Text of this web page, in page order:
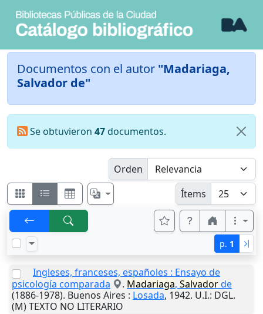
Documentos con el autor "Madariaga,
Salvador de"
Se obtuvieron 47documentos.
Orden
Ítems
p. 1
Ingleses, franceses, españoles : Ensayo de
psicología comparada
. Madariaga, Salvadorde
(1886-1978). Buenos Aires : Losada, 1942. U.I.: DGL.
(M) TEXTO NO LITERARIO